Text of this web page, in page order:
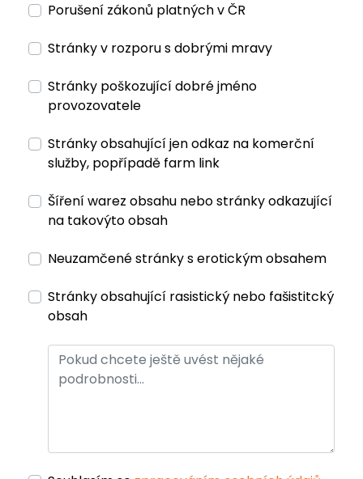
Porušení zákonů platných v ČR
Stránky v rozporu s dobrými mravy
Stránky poškozující dobré jméno
provozovatele
Stránky obsahující jen odkaz na komerční
služby, popřípadě farm link
Šíření warez obsahu nebo stránky odkazující
na takovýto obsah
Neuzamčené stránky s erotickým obsahem
Stránky obsahující rasistický nebo fašistitcký
obsah